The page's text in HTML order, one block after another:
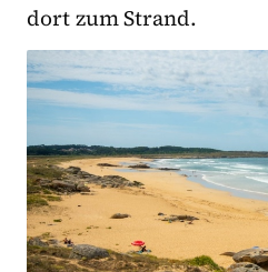
dort zum Strand.